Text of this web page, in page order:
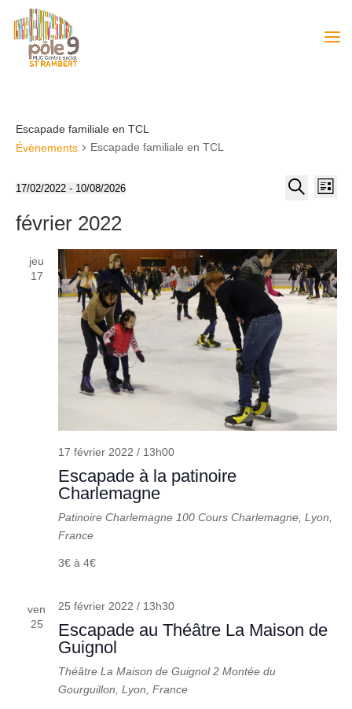
Escapade familiale en TCL
Évènements
Escapade familiale en TCL
de
vues
de
Liste
17/02/2022 - 10/08/2026
une
février 2022
jeu
17
17 février 2022 / 13h00
Escapade à la patinoire
Charlemagne
Patinoire Charlemagne 100 Cours Charlemagne, Lyon,
France
3€ à 4€
ven
25
25 février 2022 / 13h30
Escapade au Théâtre La Maison de
Guignol
Théâtre La Maison de Guignol2 Montée du
Gourguillon, Lyon, France